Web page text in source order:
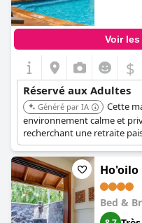
Voir
$
Réservé aux Adultes
Généré par IA
Cette
environnement calme et
recherchant une retraite
Wailuku offre un accès
sur le confort des clients
Ho'oilo
Bed &